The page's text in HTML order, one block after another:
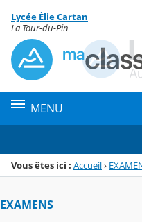
Menu de la rubrique
Contenu
Lycée Élie Cartan
La Tour-du-Pin
MENU
Vous êtes ici : Accueil›
EXAMENS